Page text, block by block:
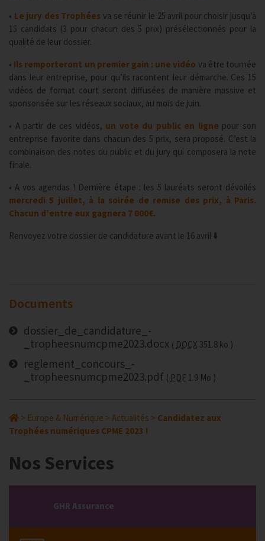
• Le jury des Trophées va se réunir le 25 avril pour choisir jusqu’à
15 candidats (3 pour chacun des 5 prix) présélectionnés pour la
qualité de leur dossier.
• Ils remporteront un premier gain : une vidéo va être tournée
dans leur entreprise, pour qu’ils racontent leur démarche. Ces 15
vidéos de format court seront diffusées de manière massive et
sponsorisée sur les réseaux sociaux, au mois de juin.
• A partir de ces vidéos, un vote du public en ligne pour son
entreprise favorite dans chacun des 5 prix, sera proposé. C’est la
combinaison des notes du public et du jury qui composera la note
finale.
• A vos agendas ! Dernière étape : les 5 lauréats seront dévoilés
mercredi 5 juillet, à la soirée de remise des prix, à Paris.
Chacun d’entre eux gagnera 7 000€.
Renvoyez votre dossier de candidature avant le 16 avril ⬇️
Documents
dossier_de_candidature_-
_tropheesnumcpme2023.docx
DOCX 351.8 ko
reglement_concours_-
_tropheesnumcpme2023.pdf
PDF 1.9 Mo
> Europe & Numérique >Actualités > Candidatez aux
Trophées numériques CPME 2023 !
Nos Services
GHR Assurance